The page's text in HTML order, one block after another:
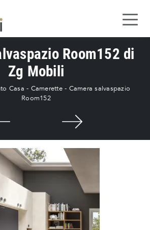
Room152 di
Zg Mobili
Casa - Camerette - Camera salvaspazio
Room152